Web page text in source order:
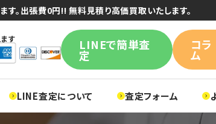
。出張費0円!! 無料見積り高価買取いたします。
す LINEで簡単査
定
コラ
ム
LINE査定について 査定フォーム